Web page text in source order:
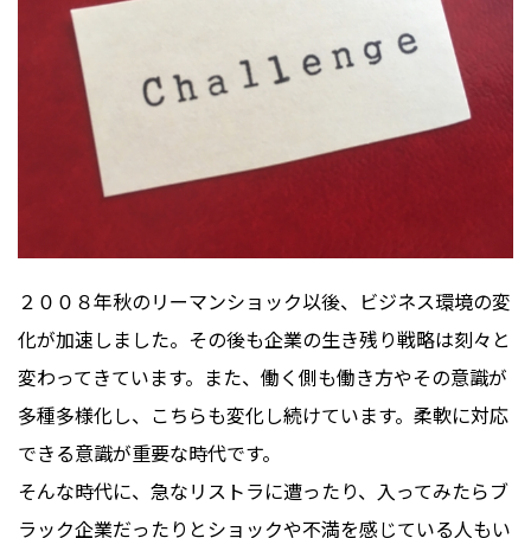
２００８年秋のリーマンショック以後、ビジネス環境の変
化が加速しました。その後も企業の生き残り戦略は刻々と
変わってきています。また、働く側も働き方やその意識が
多種多様化し、こちらも変化し続けています。柔軟に対応
できる意識が重要な時代です。
そんな時代に、急なリストラに遭ったり、入ってみたらブ
ラック企業だったりとショックや不満を感じている人もい